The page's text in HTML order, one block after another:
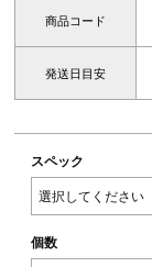
商品コード
発送日目安
スペック
個数